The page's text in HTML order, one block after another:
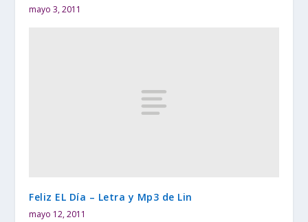
mayo 3, 2011
Feliz EL Día – Letra y Mp3 de Lin
mayo 12, 2011